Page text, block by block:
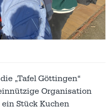
„Tafel Göttingen“
Organisation
Stück Kuchen